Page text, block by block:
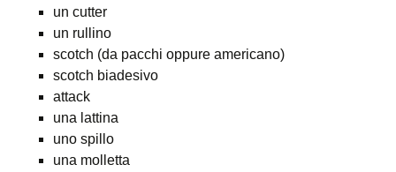
un cutter
un rullino
scotch (da pacchi oppure americano)
scotch biadesivo
attack
una lattina
uno spillo
una molletta